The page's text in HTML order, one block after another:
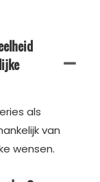
als
van
wensen.